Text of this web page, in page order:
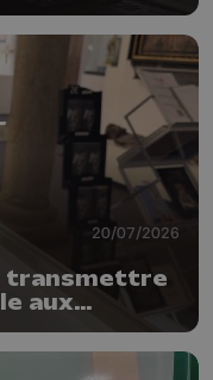
20/07/2026
transmettre
aux